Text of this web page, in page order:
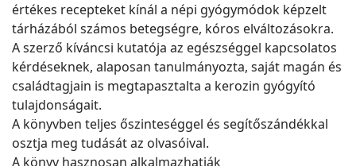
értékes recepteket kínál a népi gyógymódok képzelt
tárházából számos betegségre, kóros elváltozásokra.
A szerző kíváncsi kutatója az egészséggel kapcsolatos
kérdéseknek, alaposan tanulmányozta, saját magán és
családtagjain is megtapasztalta a kerozin gyógyító
tulajdonságait.
A könyvben teljes őszinteséggel és segítőszándékkal
osztja meg tudását az olvasóival.
A könyv hasznosan alkalmazhatják